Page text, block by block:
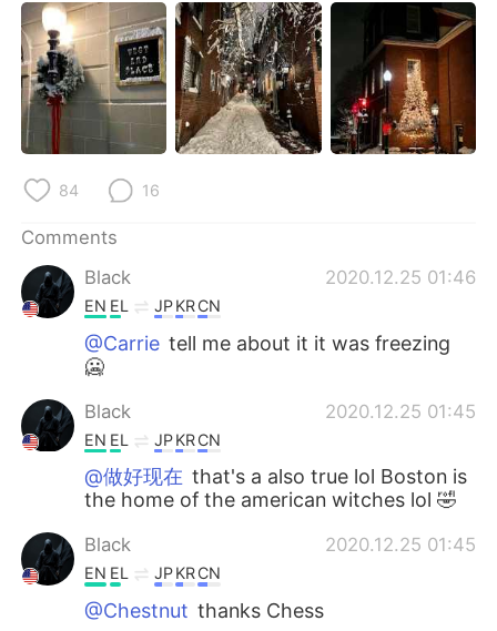
日本語 한국어
Русский ไทย
Indonesia Italiano
Türkçe
Português
84 16
Comments
Black
2020.12.25 01:46
EN EL JPKRCN
@Carrie tell me about it it was freezing
🥶
Black 2020.12.25 01:45
EN EL JPKRCN
@做好现在 that's a also true lol Boston is
the home of the american witches lol 🤣
Black 2020.12.25 01:45
EN EL JPKRCN
@Chestnut thanks Chess